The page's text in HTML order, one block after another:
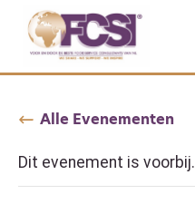
Alle Evenementen
Dit evenement is voorbij.